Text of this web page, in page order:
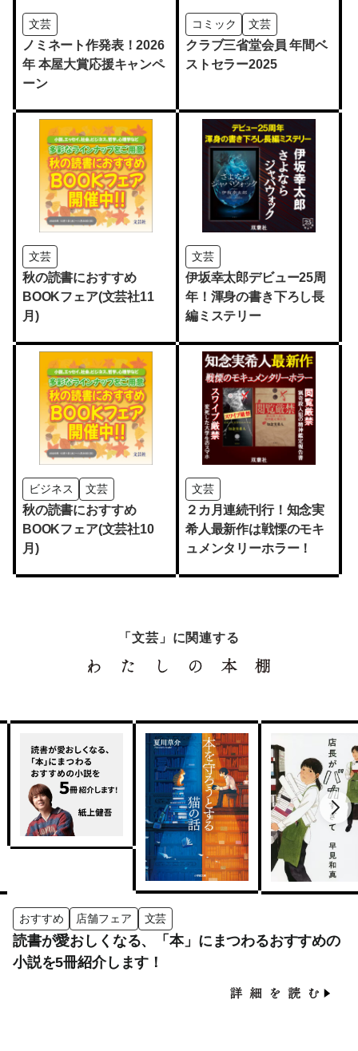
文芸
ノミネート作発表！2026
年 本屋大賞応援キャンペ
ーン
コミック 文芸
クラブ三省堂会員 年間ベ
ストセラー2025
文芸
秋の読書におすすめ
BOOKフェア(文芸社11
月)
文芸
伊坂幸太郎デビュー25周
年！渾身の書き下ろし長
編ミステリー
ビジネス 文芸
秋の読書におすすめ
BOOKフェア(文芸社10
月)
文芸
２カ月連続刊行！知念実
希人最新作は戦慄のモキ
ュメンタリーホラー！
「文芸」に関連する
おすすめ 店舗フェア 文芸
読書が愛おしくなる、「本」にまつわるおすすめの
小説を5冊紹介します！